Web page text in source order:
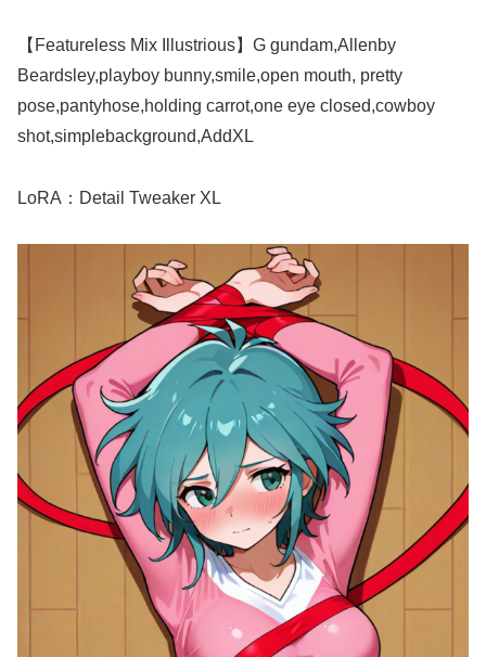
【Featureless Mix Illustrious】G gundam,Allenby
Beardsley,playboy bunny,smile,open mouth, pretty
pose,pantyhose,holding carrot,one eye closed,cowboy
shot,simplebackground,AddXL
LoRA：Detail Tweaker XL